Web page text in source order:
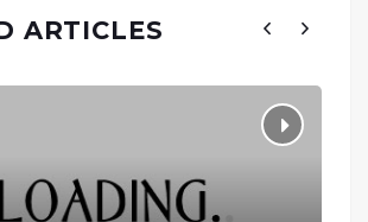
ARTICLES